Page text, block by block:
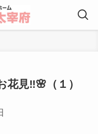
見‼🌸（１）